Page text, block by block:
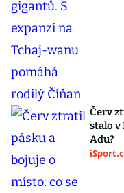
Červ
stalo v
Adu?